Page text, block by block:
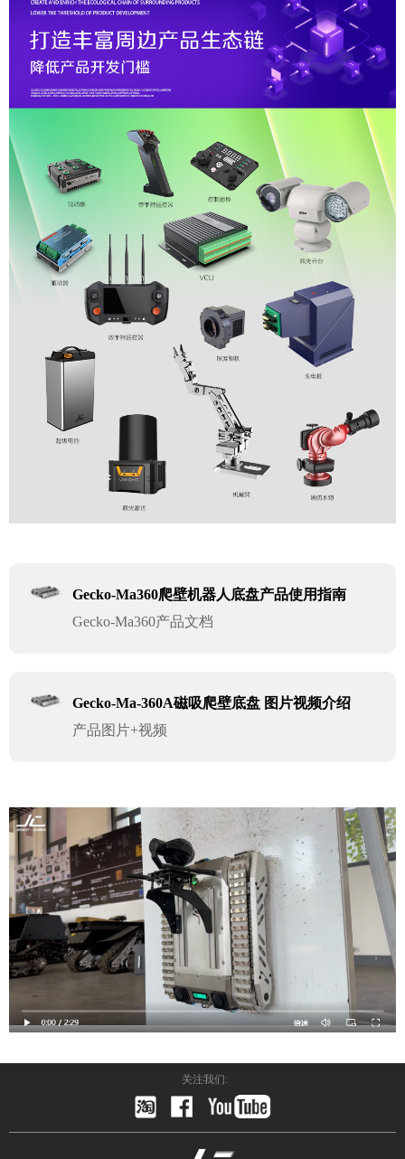
Gecko-Ma360爬壁机器人底盘产品使用指南
Gecko-Ma360产品文档
Gecko-Ma-360A磁吸爬壁底盘 图片视频介绍
产品图片+视频
关注我们: